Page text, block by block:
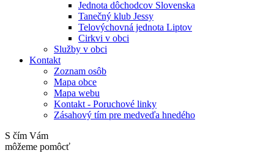
Jednota dôchodcov Slovenska
Tanečný klub Jessy
Telovýchovná jednota Liptov
Cirkvi v obci
Služby v obci
Kontakt
Zoznam osôb
Mapa obce
Mapa webu
Kontakt - Poruchové linky
Zásahový tím pre medveďa hnedého
S čím Vám
môžeme pomôcť